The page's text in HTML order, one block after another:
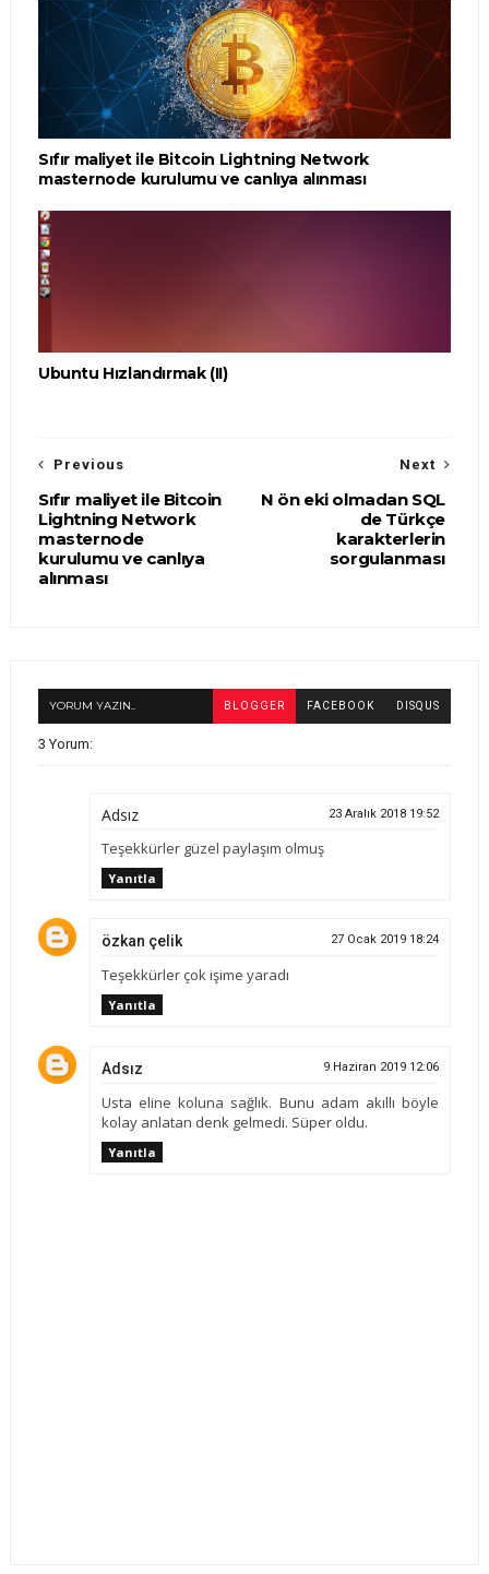
Sıfır maliyet ile Bitcoin Lightning Network
masternode kurulumu ve canlıya alınması
Ubuntu Hızlandırmak (II)
Next
N ön eki olmadan SQL
de Türkçe
karakterlerin
sorgulanması
Previous
Sıfır maliyet ile Bitcoin
Lightning Network
masternode
kurulumu ve canlıya
alınması
YORUM YAZIN.. BLOGGER FACEBOOK DISQUS
3 Yorum:
Adsız 23 Aralık 2018 19:52
Teşekkürler güzel paylaşım olmuş
Yanıtla
özkan çelik 27 Ocak 2019 18:24
Teşekkürler çok işime yaradı
Yanıtla
Adsız 9 Haziran 2019 12:06
Usta eline koluna sağlık. Bunu adam akıllı böyle
kolay anlatan denk gelmedi. Süper oldu.
Yanıtla